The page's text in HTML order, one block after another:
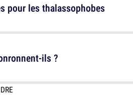
ils ?
pour les thalassophobes